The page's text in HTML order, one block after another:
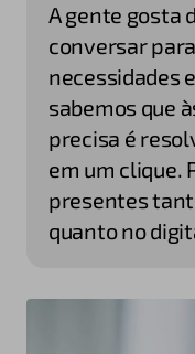
A gente gosta
conversar
necessidades
sabemos que
precisa é
em um clique.
presentes
quanto no